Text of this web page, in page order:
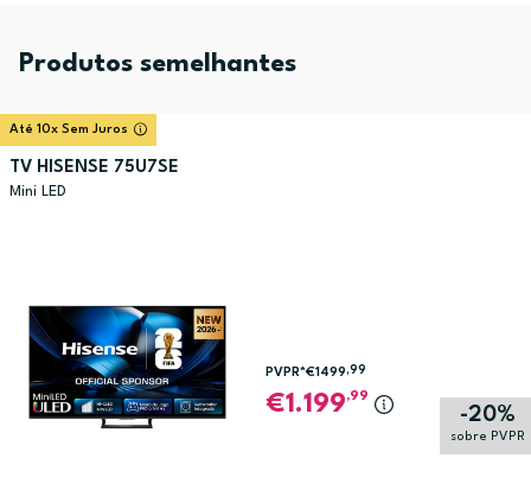
Produtos semelhantes
Até 10x Sem Juros
TV HISENSE 75U7SE
Mini LED
-20%
sobre PVPR
PVPR*€1499,99
1.199,99